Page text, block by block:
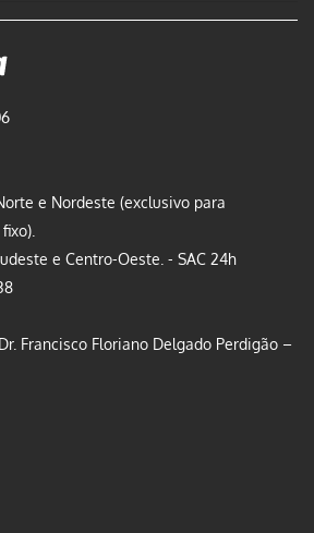
e Nordeste (exclusivo para
e Centro-Oeste. - SAC 24h
Francisco Floriano Delgado Perdigão –